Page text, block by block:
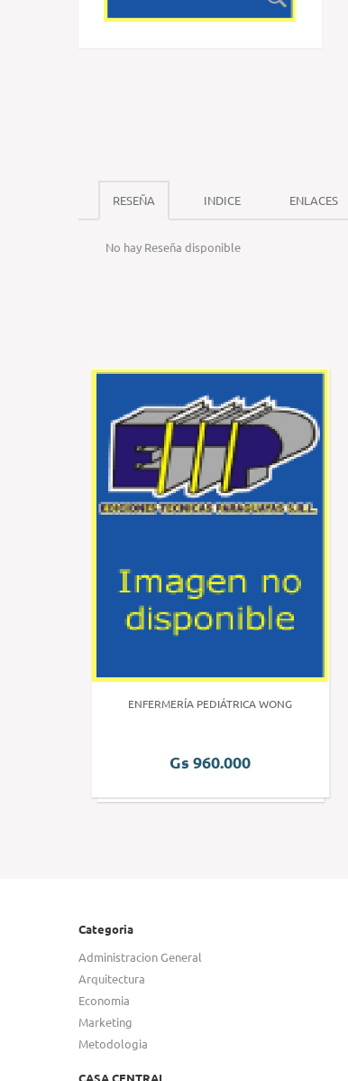
RESEÑA INDICE ENLACES
No hay Reseña disponible
ENFERMERÍA PEDIÁTRICA WONG
Gs 960.000
Categoria
Administracion General
Arquitectura
Economia
Marketing
Metodologia
CASA CENTRAL